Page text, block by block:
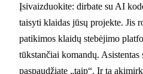
Įsivaizduokite: dirbate su AI
taisyti klaidas jūsų projekte. Jis
patikimos klaidų stebėjimo
tūkstančiai komandų. Asistentas
paspaudžiate „taip“. Ir tą